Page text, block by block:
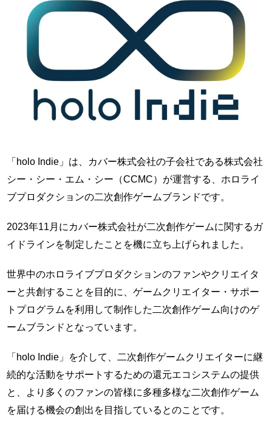
「holo Indie」は、カバー株式会社の子会社である株式会社
シー・シー・エム・シー（CCMC）が運営する、ホロライ
ブプロダクションの二次創作ゲームブランドです。
2023年11月にカバー株式会社が二次創作ゲームに関するガ
イドラインを制定したことを機に立ち上げられました。
世界中のホロライブプロダクションのファンやクリエイタ
ーと共創することを目的に、ゲームクリエイター・サポー
トプログラムを利用して制作した二次創作ゲーム向けのゲ
ームブランドとなっています。
「holo Indie」を介して、二次創作ゲームクリエイターに継
続的な活動をサポートするための還元エコシステムの提供
と、より多くのファンの皆様に多種多様な二次創作ゲーム
を届ける機会の創出を目指しているとのことです。